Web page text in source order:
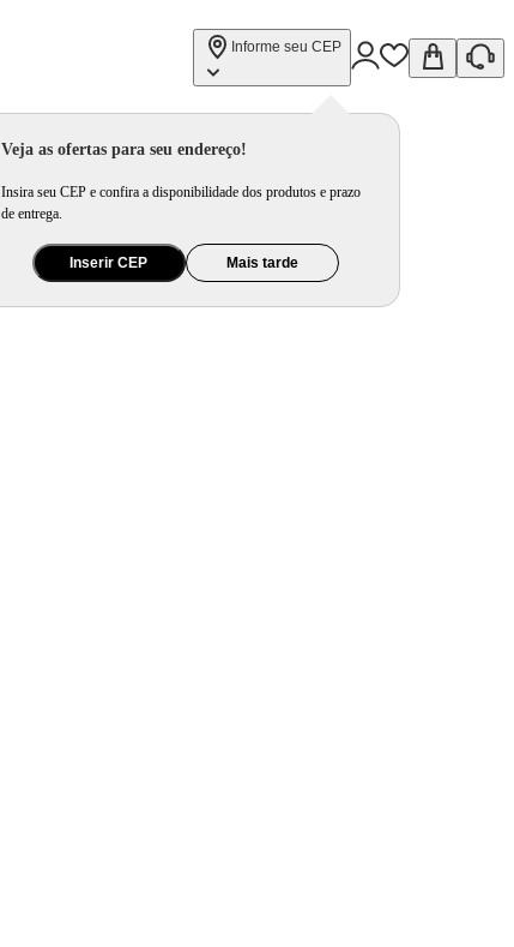
Informe seu CEP
Veja as ofertas para seu endereço!
Insira seu CEP e confira a disponibilidade dos produtos e prazo
de entrega.
Inserir CEP Mais tarde